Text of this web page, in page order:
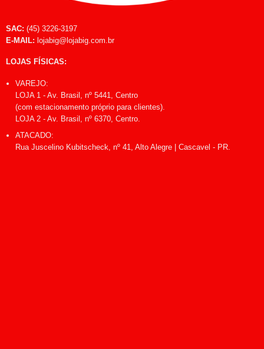
SAC: (45) 3226-3197
E-MAIL: lojabig@lojabig.com.br
LOJAS FÍSICAS:
VAREJO:
LOJA 1 - Av. Brasil, nº 5441, Centro
(com estacionamento próprio para clientes).
LOJA 2 - Av. Brasil, nº 6370, Centro.
ATACADO:
Rua Juscelino Kubitscheck, nº 41, Alto Alegre | Cascavel - PR.